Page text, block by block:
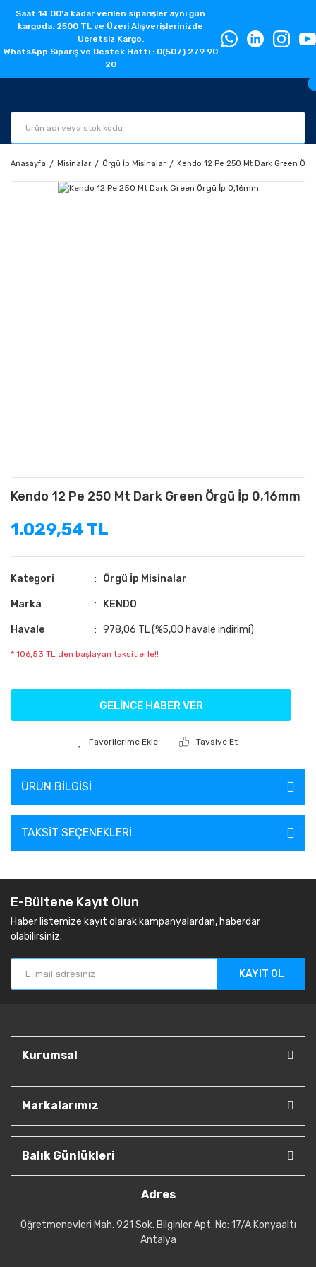
Saat 14:00'a kadar verilen siparişler aynı gün
kargoda. 2500 TL ve Üzeri Alışverişlerinizde
Ücretsiz Kargo.
WhatsApp Sipariş ve Destek Hattı : 0(507) 279 90
20
Anasayfa Misinalar Örgü İp Misinalar Kendo 12 Pe 250 Mt Dark Green
Kendo 12 Pe 250 Mt Dark Green Örgü İp 0,16mm
1.029,54 TL
Kategori Örgü İp Misinalar
Marka KENDO
Havale 978,06 TL (%5,00 havale indirimi)
* 106,53 TL den başlayan taksitlerle!!
GELİNCE HABER VER
Tavsiye Et
ÜRÜN BILGISI
TAKSIT SEÇENEKLERI
E-Bültene Kayıt Olun
Haber listemize kayıt olarak kampanyalardan, haberdar
olabilirsiniz.
KAYIT OL
Kurumsal
Markalarımız
Balık Günlükleri
Adres
Öğretmenevleri Mah. 921 Sok. Bilginler Apt. No: 17/A Konyaaltı
Antalya